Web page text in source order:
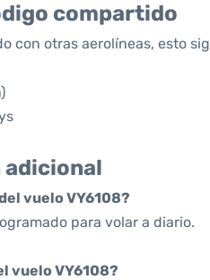
compartido
con otras aerolíneas, esto
vuelo VY6108?
para volar a diario.
vuelo VY6108?